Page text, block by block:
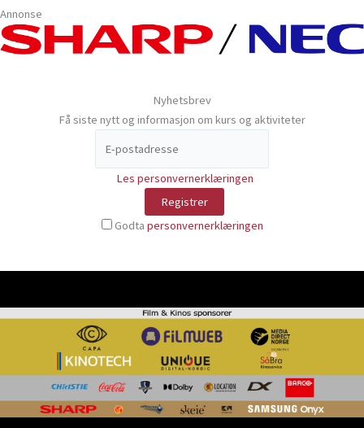
Annonse
Nyhetsbrev
Få siste nytt og informasjon om kurs og aktiviteter
Les personvernerklæringen
Godta personvernerklæringen